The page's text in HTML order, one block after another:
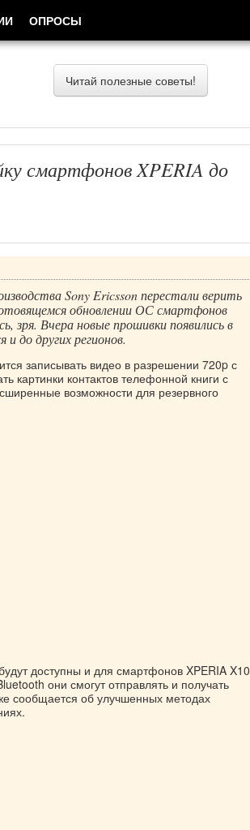
Читай полезные советы!
смартфонов XPERIA до
Sony Ericsson перестали верить
обновлении ОС смартфонов
зря. Вчера новые прошивки появились в
до других регионов.
записывать видео в разрешении 720p с
картинки контактов телефонной книги с
возможности для резервного
доступны и для смартфонов XPERIA X10
они смогут отправлять и получать
сообщается об улучшенных методах
ОПРОСЫ